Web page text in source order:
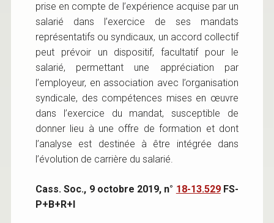
prise en compte de l’expérience acquise par un
salarié dans l’exercice de ses mandats
représentatifs ou syndicaux, un accord collectif
peut prévoir un dispositif, facultatif pour le
salarié, permettant une appréciation par
l’employeur, en association avec l’organisation
syndicale, des compétences mises en œuvre
dans l’exercice du mandat, susceptible de
donner lieu à une offre de formation et dont
l’analyse est destinée à être intégrée dans
l’évolution de carrière du salarié.
Cass. Soc., 9 octobre 2019, n° 18-13.529FS-
P+B+R+I